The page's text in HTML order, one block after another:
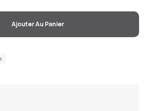
Ajouter Au Panier